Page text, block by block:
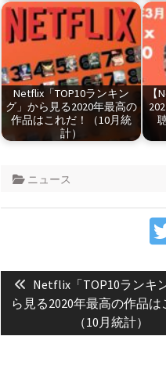
Netflix「TOP10ランキン
グ」から見る2020年最高の
作品はこれだ！（10月統
計）
ニュース
投
稿
ナ
ビ
Previous
post:
Netflix「TOP10ランキ
ら見る2020年最高の作品は
（10月統計）